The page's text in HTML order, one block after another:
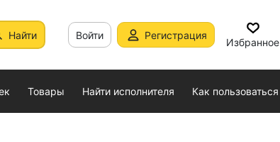
Найти Войти Регистрация
Избранное
Товары Найти исполнителя Как пользоваться